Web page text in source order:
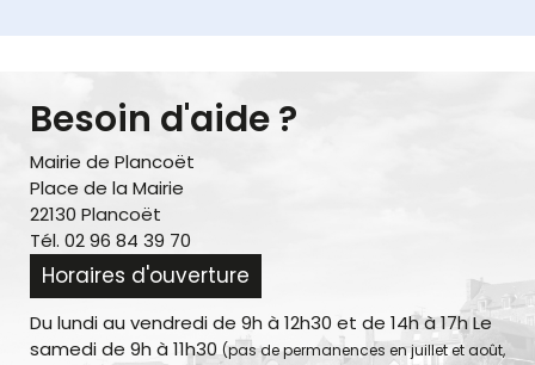
Besoin d'aide ?
Mairie de Plancoët
Place de la Mairie
22130 Plancoët
Tél. 02 96 84 39 70
Horaires d'ouverture
Du lundi au vendredi de 9h à 12h30 et de 14h à 17h Le
samedi de 9h à 11h30 (pas de permanences en juillet et août,